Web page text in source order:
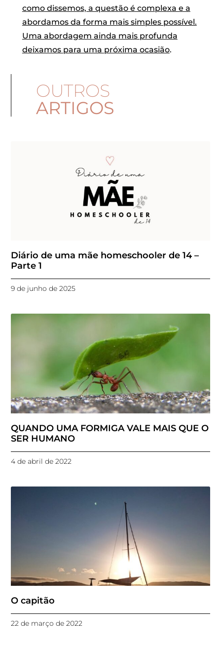
como dissemos, a questão é complexa e a
abordamos da forma mais simples possível.
Uma abordagem ainda mais profunda
deixamos para uma próxima ocasião.
OUTROS
ARTIGOS
Diário de uma mãe homeschooler de 14 –
Parte 1
9 de junho de 2025
QUANDO UMA FORMIGA VALE MAIS QUE O
SER HUMANO
4 de abril de 2022
O capitão
22 de março de 2022